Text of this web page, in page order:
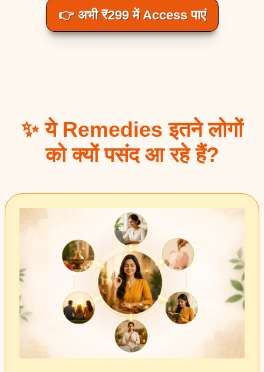
👉 अभी ₹299 में Access पाएं
✨ ये Remedies इतने लोगों
को क्यों पसंद आ रहे हैं?